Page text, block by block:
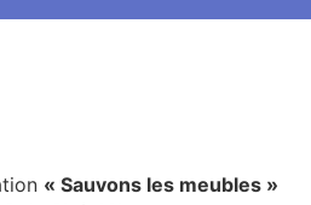
« Sauvons les meubles »